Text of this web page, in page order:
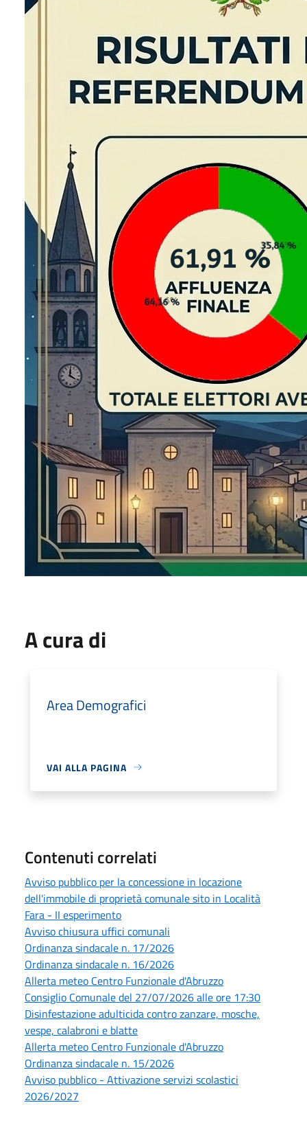
A cura di
Area Demografici
VAI ALLA PAGINA
Contenuti correlati
Avviso pubblico per la concessione in locazione
dell'immobile di proprietà comunale sito in Località
Fara - II esperimento
Avviso chiusura uffici comunali
Ordinanza sindacale n. 17/2026
Ordinanza sindacale n. 16/2026
Allerta meteo Centro Funzionale d'Abruzzo
Consiglio Comunale del 27/07/2026 alle ore 17:30
Disinfestazione adulticida contro zanzare, mosche,
vespe, calabroni e blatte
Allerta meteo Centro Funzionale d'Abruzzo
Ordinanza sindacale n. 15/2026
Avviso pubblico - Attivazione servizi scolastici
2026/2027